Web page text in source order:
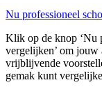
Nu professioneel
Klik op de knop ‘Nu
vergelijken’ om jouw
vrijblijvende
gemak kunt